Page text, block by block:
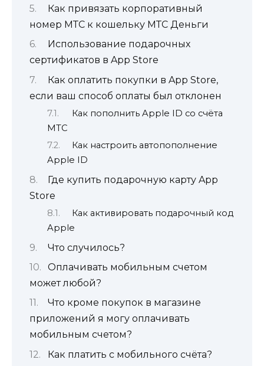
Как привязать корпоративный
номер МТС к кошельку МТС Деньги
Использование подарочных
сертификатов в App Store
Как оплатить покупки в App Store,
если ваш способ оплаты был отклонен
Как пополнить Apple ID со счёта
МТС
Как настроить автопополнение
Apple ID
Где купить подарочную карту App
Store
Как активировать подарочный код
Apple
Что случилось?
Оплачивать мобильным счетом
может любой?
Что кроме покупок в магазине
приложений я могу оплачивать
мобильным счетом?
Как платить с мобильного счёта?